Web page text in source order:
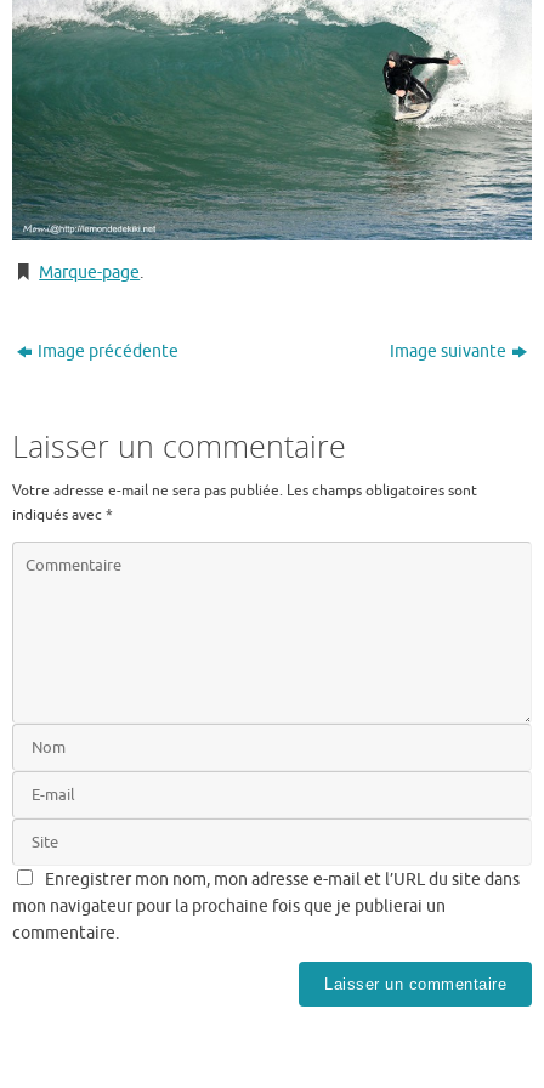
Marque-page.
Image précédente Image suivante
Laisser un commentaire
Votre adresse e-mail ne sera pas publiée. Les champs obligatoires sont
indiqués avec*
Enregistrer mon nom, mon adresse e-mail et l’URL du site dans
mon navigateur pour la prochaine fois que je publierai un
commentaire.